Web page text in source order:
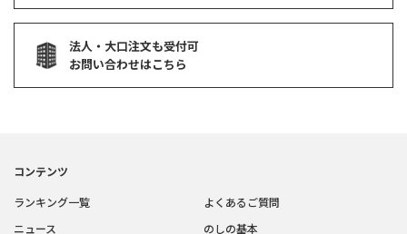
法人・大口注文も受付可
お問い合わせはこちら
コンテンツ
ランキング一覧
ニュース
よくあるご質問
のしの基本